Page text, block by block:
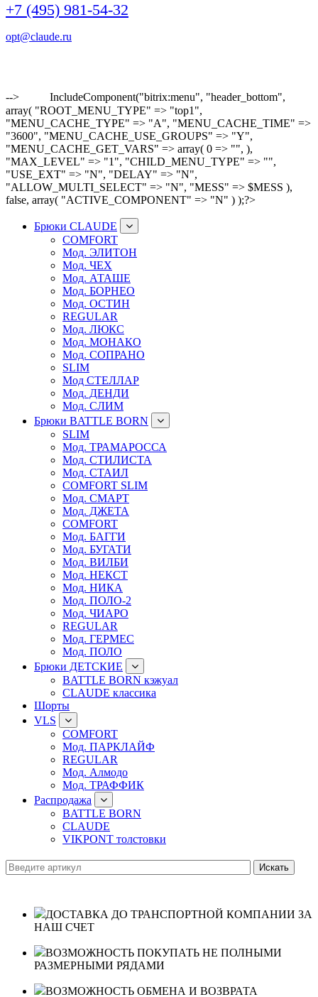
+7 (495) 981-54-32
opt@claude.ru
-->
IncludeComponent("bitrix:menu", "header_bottom",
array( "ROOT_MENU_TYPE" => "top1",
"MENU_CACHE_TYPE" => "A", "MENU_CACHE_TIME" =>
"3600", "MENU_CACHE_USE_GROUPS" => "Y",
"MENU_CACHE_GET_VARS" => array( 0 => "", ),
"MAX_LEVEL" => "1", "CHILD_MENU_TYPE" => "",
"USE_EXT" => "N", "DELAY" => "N",
"ALLOW_MULTI_SELECT" => "N", "MESS" => $MESS ),
false, array( "ACTIVE_COMPONENT" => "N" ) );?>
Брюки CLAUDE
COMFORT
Мод. ЭЛИТОН
Мод. ЧЕХ
Мод. АТАШЕ
Мод. БОРНЕО
Мод. ОСТИН
REGULAR
Мод. ЛЮКС
Мод. МОНАКО
Мод. СОПРАНО
SLIM
Мод СТЕЛЛАР
Мод. ДЕНДИ
Мод. СЛИМ
Брюки BATTLE BORN
SLIM
Мод. ТРАМАРОССА
Мод. СТИЛИСТА
Мод. СТАИЛ
COMFORT SLIM
Мод. СМАРТ
Мод. ДЖЕТА
COMFORT
Мод. БАГГИ
Мод. БУГАТИ
Мод. ВИЛБИ
Мод. НЕКСТ
Мод. НИКА
Мод. ПОЛО-2
Мод. ЧИАРО
REGULAR
Мод. ГЕРМЕС
Мод. ПОЛО
Брюки ДЕТСКИЕ
BATTLE BORN кэжуал
CLAUDE классика
Шорты
VLS
COMFORT
Мод. ПАРКЛАЙФ
REGULAR
Мод. Алмодо
Мод. ТРАФФИК
Распродажа
BATTLE BORN
CLAUDE
VIKPONT толстовки
ДОСТАВКА ДО ТРАНСПОРТНОЙ КОМПАНИИ ЗА
НАШ СЧЕТ
ВОЗМОЖНОСТЬ ПОКУПАТЬ НЕ ПОЛНЫМИ
РАЗМЕРНЫМИ РЯДАМИ
ВОЗМОЖНОСТЬ ОБМЕНА И ВОЗВРАТА